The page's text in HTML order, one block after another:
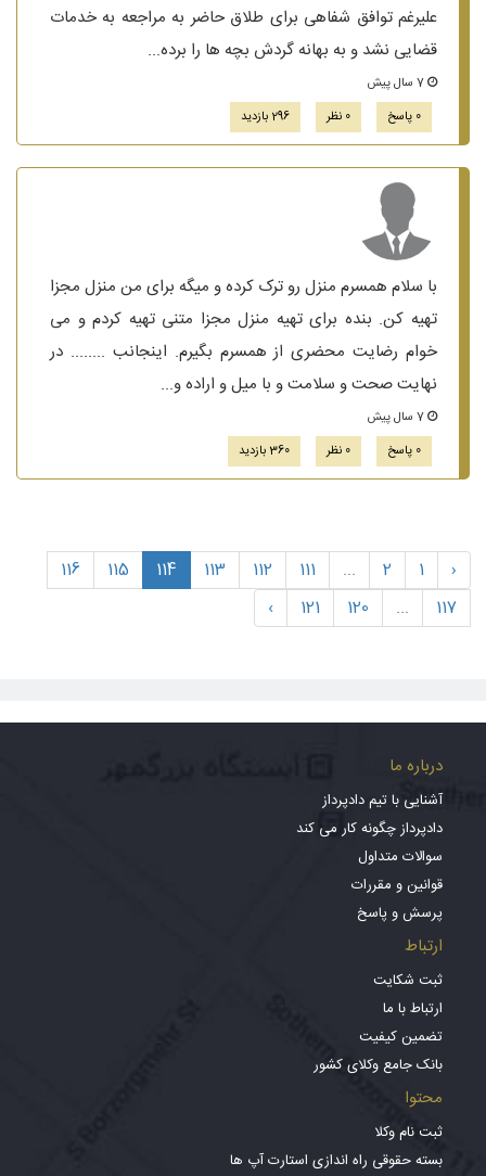
علیرغم توافق شفاهی برای طلاق حاضر به مراجعه به خدمات
قضایی نشد و به بهانه گردش بچه ها را برده...
0 پاسخ
0 نظر 296 بازدید
با سلام همسرم منزل رو ترک کرده و میگه برای من منزل مجزا
تهیه کن. بنده برای تهیه منزل مجزا متنی تهیه کردم و می
خوام رضایت محضری از همسرم بگیرم. اینجانب ........ در
نهایت صحت و سلامت و با میل و اراده و...
0 پاسخ
0 نظر 360 بازدید
‹
1
2
...
111
112
113
114
115
116
117
...
120
121
›
درباره ما
آشنایی با تیم دادپرداز
دادپرداز چگونه کار می کند
سوالات متداول
قوانین و مقررات
پرسش و پاسخ
ارتباط
ثبت شکایت
ارتباط با ما
تضمین کیفیت
بانک جامع وکلای کشور
محتوا
ثبت نام وکلا
بسته حقوقی راه اندازی استارت آپ ها